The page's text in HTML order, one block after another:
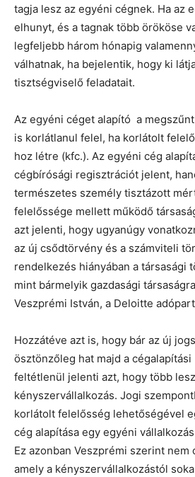
tagja lesz az egyéni cégnek. Ha az
elhunyt, és a tagnak több örököse
legfeljebb három hónapig
válhatnak, ha bejelentik, hogy ki
tisztségviselő feladatait.
Az egyéni céget alapító a
is korlátlanul felel, ha korlátolt
hoz létre (kfc.). Az egyéni cég
cégbírósági regisztrációt jelent,
természetes személy tisztázott
felelőssége mellett működő
azt jelenti, hogy ugyanúgy
az új csődtörvény és a számviteli
rendelkezés hiányában a társasági
mint bármelyik gazdasági
Veszprémi István, a Deloitte
Hozzátéve azt is, hogy bár az új
ösztönzőleg hat majd a
feltétlenül jelenti azt, hogy több
kényszervállalkozás. Jogi
korlátolt felelősség lehetőségével
cég alapítása egy egyéni
Ez azonban Veszprémi szerint nem
amely a kényszervállalkozástól